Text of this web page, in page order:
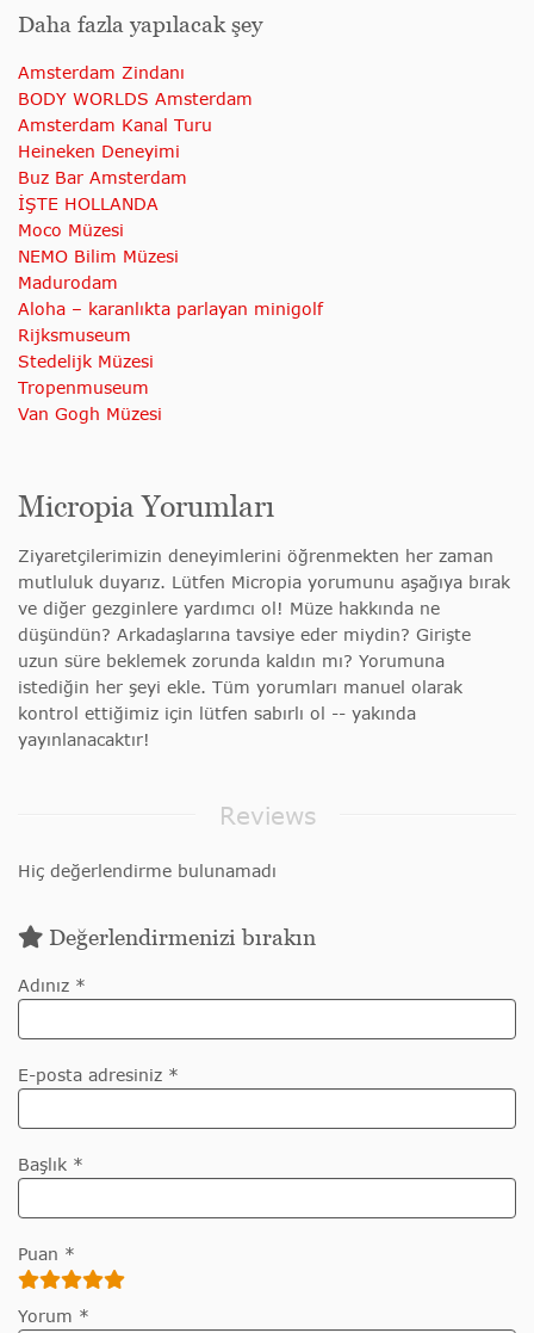
Daha fazla yapılacak şey
Amsterdam Zindanı
BODY WORLDS Amsterdam
Amsterdam Kanal Turu
Heineken Deneyimi
Buz Bar Amsterdam
İŞTE HOLLANDA
Moco Müzesi
NEMO Bilim Müzesi
Madurodam
Aloha – karanlıkta parlayan minigolf
Rijksmuseum
Stedelijk Müzesi
Tropenmuseum
Van Gogh Müzesi
Micropia Yorumları
Ziyaretçilerimizin deneyimlerini öğrenmekten her zaman
mutluluk duyarız. Lütfen Micropia yorumunu aşağıya bırak
ve diğer gezginlere yardımcı ol! Müze hakkında ne
düşündün? Arkadaşlarına tavsiye eder miydin? Girişte
uzun süre beklemek zorunda kaldın mı? Yorumuna
istediğin her şeyi ekle. Tüm yorumları manuel olarak
kontrol ettiğimiz için lütfen sabırlı ol -- yakında
yayınlanacaktır!
Reviews
Hiç değerlendirme bulunamadı
Değerlendirmenizi bırakın
Adınız *
E-posta adresiniz *
Başlık *
Puan *
Yorum *